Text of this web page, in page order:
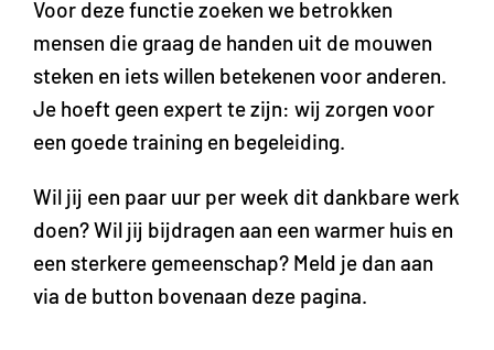
Voor deze functie zoeken we betrokken
mensen die graag de handen uit de mouwen
steken en iets willen betekenen voor anderen.
Je hoeft geen expert te zijn: wij zorgen voor
een goede training en begeleiding.
Wil jij een paar uur per week dit dankbare werk
doen? Wil jij bijdragen aan een warmer huis en
een sterkere gemeenschap? Meld je dan aan
via de button bovenaan deze pagina.